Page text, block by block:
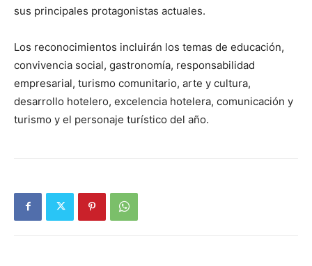
sus principales protagonistas actuales.
Los reconocimientos incluirán los temas de educación,
convivencia social, gastronomía, responsabilidad
empresarial, turismo comunitario, arte y cultura,
desarrollo hotelero, excelencia hotelera, comunicación y
turismo y el personaje turístico del año.